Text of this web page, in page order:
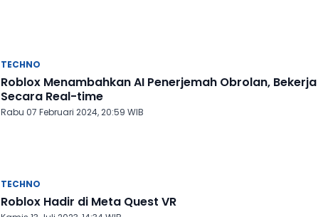
TECHNO
Roblox Menambahkan AI Penerjemah Obrolan, Bekerja
Secara Real-time
Rabu 07 Februari 2024, 20:59 WIB
TECHNO
Roblox Hadir di Meta Quest VR